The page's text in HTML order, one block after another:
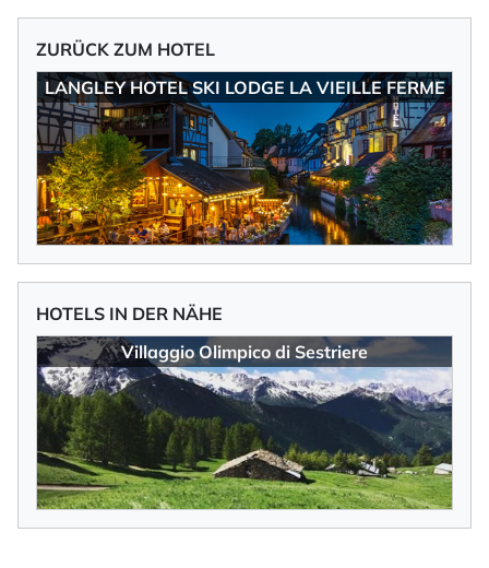
ZURÜCK ZUM HOTEL
LANGLEY HOTEL SKI LODGE LA VIEILLE FERME
HOTELS IN DER NÄHE
Villaggio Olimpico di Sestriere